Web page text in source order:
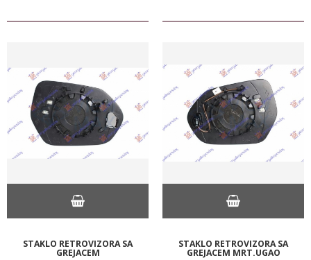
STAKLO RETROVIZORA SA
GREJACEM
STAKLO RETROVIZORA SA
GREJACEM MRT.UGAO